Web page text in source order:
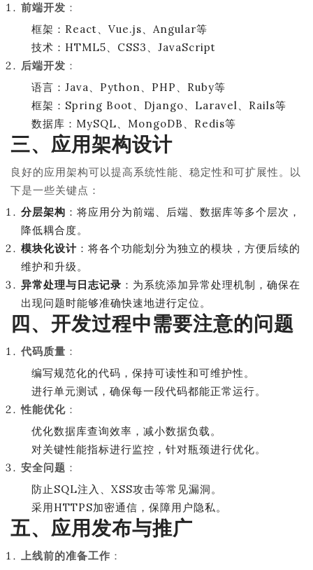
前端开发 ：
框架：React、Vue.js、Angular等
技术：HTML5、CSS3、JavaScript
后端开发 ：
语言：Java、Python、PHP、Ruby等
框架：Spring Boot、Django、Laravel、Rails等
数据库：MySQL、MongoDB、Redis等
三、应用架构设计
良好的应用架构可以提高系统性能、稳定性和可扩展性。以
下是一些关键点：
分层架构 ：将应用分为前端、后端、数据库等多个层次，
降低耦合度。
模块化设计 ：将各个功能划分为独立的模块，方便后续的
维护和升级。
异常处理与日志记录 ：为系统添加异常处理机制，确保在
出现问题时能够准确快速地进行定位。
四、开发过程中需要注意的问题
代码质量 ：
编写规范化的代码，保持可读性和可维护性。
进行单元测试，确保每一段代码都能正常运行。
性能优化 ：
优化数据库查询效率，减小数据负载。
对关键性能指标进行监控，针对瓶颈进行优化。
安全问题 ：
防止SQL注入、XSS攻击等常见漏洞。
采用HTTPS加密通信，保障用户隐私。
五、应用发布与推广
上线前的准备工作 ：